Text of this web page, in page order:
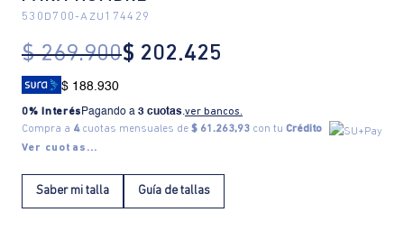
530D700-AZU174429
$ 269.900$ 202.425
$ 188.930
0% Interés Pagando a 3 cuotas.ver bancos.
Compra a 4cuotas mensuales de $ 61.263,93 con tu Crédito
Ver cuotas...
Saber mi talla Guía de tallas